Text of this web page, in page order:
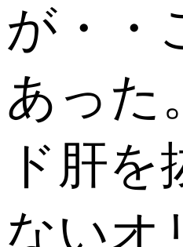
が・・
あった
ド肝
ないオ